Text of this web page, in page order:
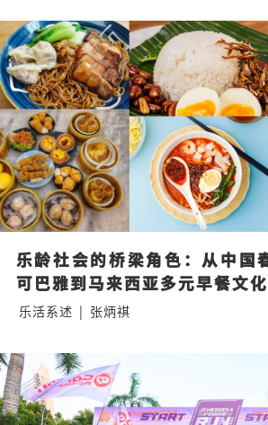
乐龄社会的桥梁角色：从中国
可巴雅到马来西亚多元早餐文化
乐活系述 | 张炳祺